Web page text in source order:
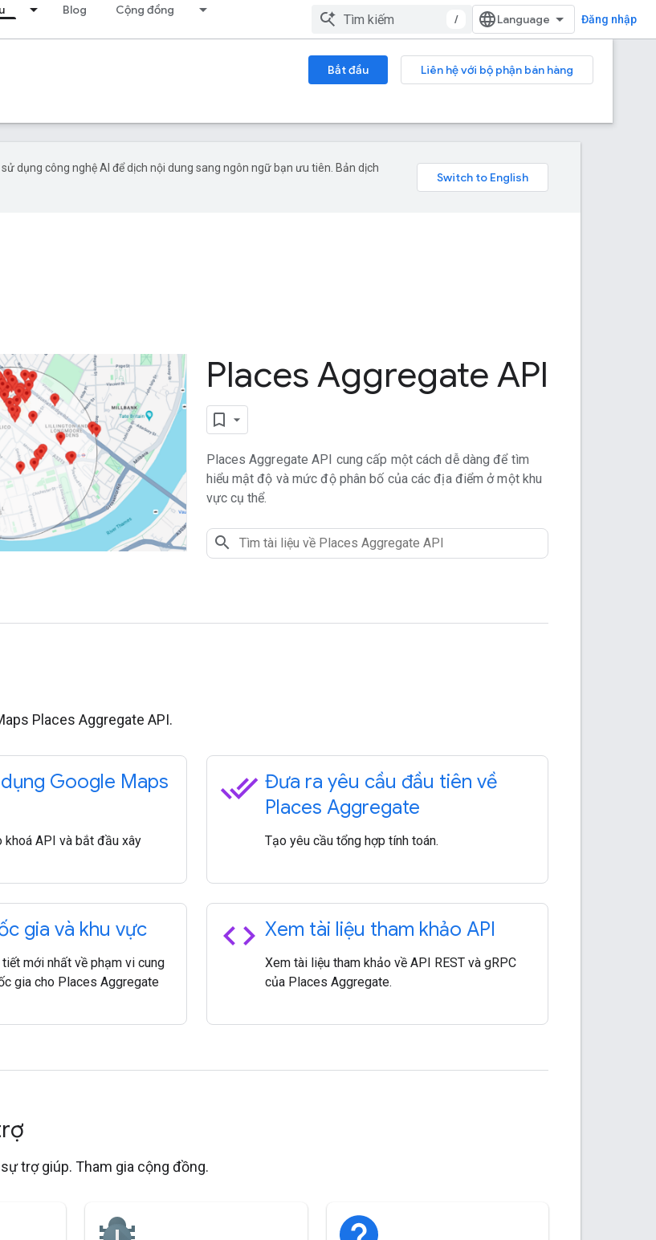
Blog Cộng đồng
/ Đăng nhập
Bắt đầu
Liên hệ với bộ phận bán hàng
dụng công nghệ AI để dịch nội dung sang ngôn ngữ bạn ưu tiên. Bản dịch
Places Aggregate API
Places Aggregate API cung cấp một cách dễ dàng để tìm
hiểu mật độ và mức độ phân bố của các địa điểm ở một khu
vực cụ thể.
Places Aggregate API.
Google Maps
khoá API và bắt đầu xây
done_all Đưa ra yêu cầu đầu tiên về
Places Aggregate
Tạo yêu cầu tổng hợp tính toán.
gia và khu vực
mới nhất về phạm vi cung
gia cho Places Aggregate
code Xem tài liệu tham khảo API
Xem tài liệu tham khảo về API REST và gRPC
của Places Aggregate.
trợ giúp. Tham gia cộng đồng.